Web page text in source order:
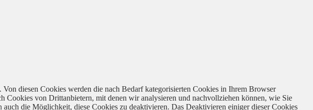
diesen Cookies werden die nach Bedarf kategorisierten Cookies in Ihrem Browser
Cookies von Drittanbietern, mit denen wir analysieren und nachvollziehen können, wie Sie
die Möglichkeit, diese Cookies zu deaktivieren. Das Deaktivieren einiger dieser Cookies